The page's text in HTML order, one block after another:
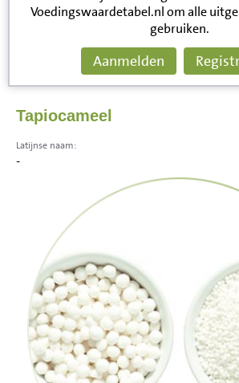
Voedingswaardetabel.nl om alle
gebruiken.
Aanmelden
Tapiocameel
Latijnse naam:
-